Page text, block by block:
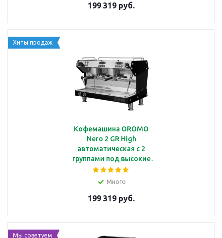
корпус из зеркальной
199 319 руб.
Хиты продаж
Кофемашина OROMO
Nero 2 GR High
автоматическая с 2
группами под высокие
чашки,
мультибойлерная, PID
матовый стальной
Много
199 319 руб.
Мы советуем